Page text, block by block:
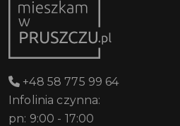
+48 58 775 99 64
Infolinia czynna:
pn: 9:00 - 17:00